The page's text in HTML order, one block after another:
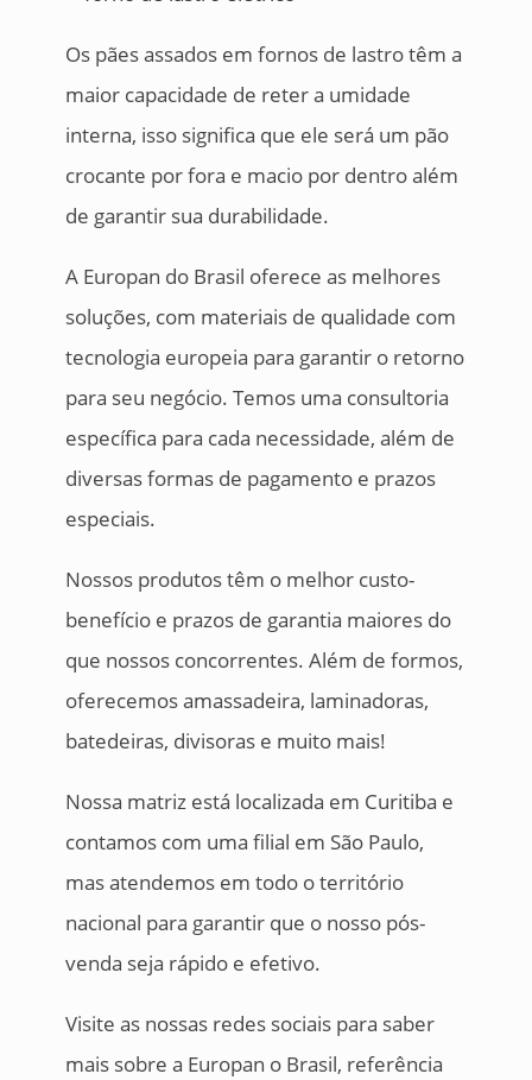
Os pães assados em fornos de lastro têm a
maior capacidade de reter a umidade
interna, isso significa que ele será um pão
crocante por fora e macio por dentro além
de garantir sua durabilidade.
A Europan do Brasil oferece as melhores
soluções, com materiais de qualidade com
tecnologia europeia para garantir o retorno
para seu negócio. Temos uma consultoria
específica para cada necessidade, além de
diversas formas de pagamento e prazos
especiais.
Nossos produtos têm o melhor custo-
benefício e prazos de garantia maiores do
que nossos concorrentes. Além de formos,
oferecemos amassadeira, laminadoras,
batedeiras, divisoras e muito mais!
Nossa matriz está localizada em Curitiba e
contamos com uma filial em São Paulo,
mas atendemos em todo o território
nacional para garantir que o nosso pós-
venda seja rápido e efetivo.
Visite as nossas redes sociais para saber
mais sobre a Europan o Brasil, referência